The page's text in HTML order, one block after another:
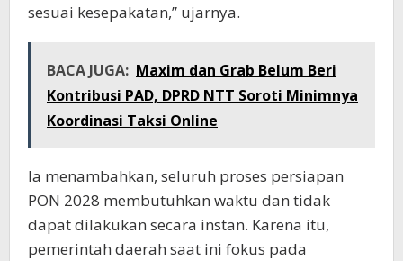
sesuai kesepakatan,” ujarnya.
BACA JUGA: Maxim dan Grab Belum Beri
Kontribusi PAD, DPRD NTT Soroti Minimnya
Koordinasi Taksi Online
Ia menambahkan, seluruh proses persiapan
PON 2028 membutuhkan waktu dan tidak
dapat dilakukan secara instan. Karena itu,
pemerintah daerah saat ini fokus pada